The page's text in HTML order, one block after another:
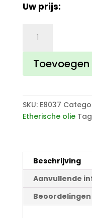
Uw prijs:
aantal
SKU: E8037
Etherische olie
Beschrijving
Aanvullende